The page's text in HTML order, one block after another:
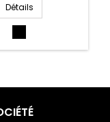
Détails
(NOIR)